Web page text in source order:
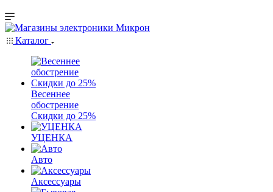
Каталог
Весеннее
обострение
Скидки до 25%
УЦЕНКА
Авто
Аксессуары